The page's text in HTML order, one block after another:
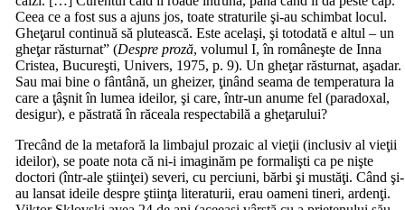
Ceea ce a fost sus a ajuns jos, toate straturile şi-au schimbat locul.
Gheţarul continuă să plutească. Este acelaşi, şi totodată e altul – un
gheţar răsturnat” (Despre proză, volumul I, în româneşte de Inna
Cristea, Bucureşti, Univers, 1975, p. 9). Un gheţar răsturnat, aşadar.
Sau mai bine o fântână, un gheizer, ţinând seama de temperatura la
care a ţâşnit în lumea ideilor, şi care, într-un anume fel (paradoxal,
desigur), e păstrată în răceala respectabilă a gheţarului?
Trecând de la metaforă la limbajul prozaic al vieţii (inclusiv al vieţii
ideilor), se poate nota că ni-i imaginăm pe formalişti ca pe nişte
doctori (într-ale ştiinţei) severi, cu perciuni, bărbi şi mustăţi. Când şi-
au lansat ideile despre ştiinţa literaturii, erau oameni tineri, ardenţi.